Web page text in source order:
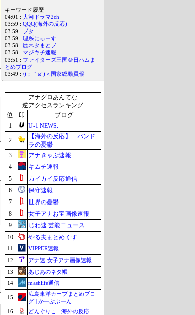
キーワード履歴
04:01 : 大河ドラマ2ch
03:59 : QQQ(海外の反応)
03:59 : ブタ
03:59 : 理系にゅーす
03:58 : 歴ネタまとブ
03:58 : マジキチ速報
03:51 : ファイターズ王国＠日ハムま
とめブログ
03:49 : /)；｀ω´)＜国家総動員報
アナグロあんてな
逆アクセスランキング
位
印
ブログ
1
U-1 NEWS.
2
【海外の反応】 パンド
ラの憂鬱
3
アナきゃぷ速報
4
キムチ速報
5
カイカイ反応通信
6
保守速報
7
世界の憂鬱
8
女子アナお宝画像速報
9
じわ速 芸能ニュース
10
やる夫まとめくす
11
VIPPER速報
12
アナ速‐女子アナ画像速報
13
あじあのネタ帳
14
mashlife通信
15
広島東洋カープまとめブロ
グ | かーぷぶーん
16
どんぐりこ - 海外の反応